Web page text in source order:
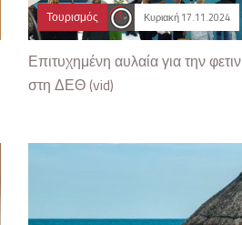
Τουρισμός Κυριακή 17.11.2024
Επιτυχημένη αυλαία για την
στη ΔΕΘ (vid)